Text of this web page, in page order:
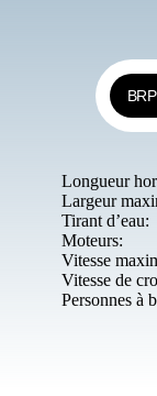
Longueur
Largeur
Tirant d’eau:
Moteurs:
Vitesse
Vitesse de
Personnes à